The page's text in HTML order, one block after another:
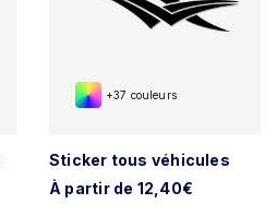
+37 couleurs
Sticker tous véhicules
À partir de 12,40€